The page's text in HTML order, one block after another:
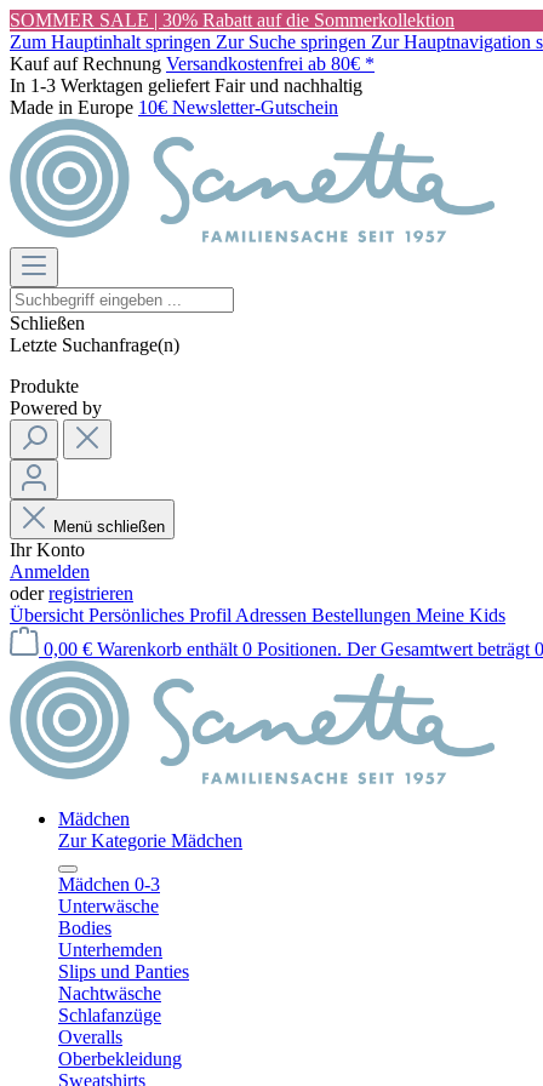
SOMMER SALE | 30% Rabatt auf die Sommerkollektion
Zum Hauptinhalt springen Zur Suche springen Zur Hauptnavigation
Kauf auf Rechnung Versandkostenfrei ab 80€ *
In 1-3 Werktagen geliefert Fair und nachhaltig
Made in Europe 10€ Newsletter-Gutschein
Schließen
Letzte Suchanfrage(n)
Produkte
Powered by
Menü schließen
Ihr Konto
Anmelden
oderregistrieren
Übersicht Persönliches Profil Adressen Bestellungen Meine Kids
0,00 € Warenkorb enthält 0 Positionen. Der Gesamtwert beträgt
Mädchen
Zur Kategorie Mädchen
Mädchen 0-3
Unterwäsche
Bodies
Unterhemden
Slips und Panties
Nachtwäsche
Schlafanzüge
Overalls
Oberbekleidung
Sweatshirts